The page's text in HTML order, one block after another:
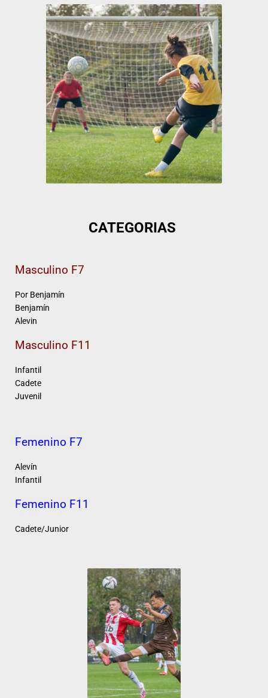
CATEGORIAS
Masculino F7
Por Benjamín
Benjamín
Alevin
Masculino F11
Infantil
Cadete
Juvenil
Femenino F7
Alevín
Infantil
Femenino F11
Cadete/Junior